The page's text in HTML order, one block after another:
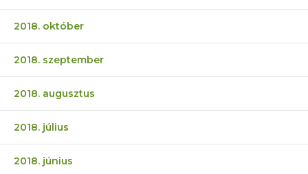
2018. október
2018. szeptember
2018. augusztus
2018. július
2018. június